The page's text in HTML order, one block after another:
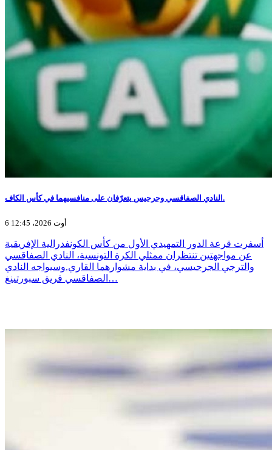
النادي الصفاقسي وجرجيس يتعرّفان على منافسيهما في كأس الكاف.
6 أوت 2026، 12:45
أسفرت قرعة الدور التمهيدي الأول من كأس الكونفدرالية الإفريقية
عن مواجهتين تنتظران ممثلي الكرة التونسية، النادي الصفاقسي
والترجي الجرجيسي، في بداية مشوارهما القاري.وسيواجه النادي
الصفاقسي فريق سبورتينغ…